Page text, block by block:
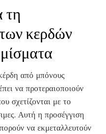
τη
κερδών
από μπόνους
να προτεραιοποιούν
σχετίζονται με το
Αυτή η προσέγγιση
να εκμεταλλευτούν